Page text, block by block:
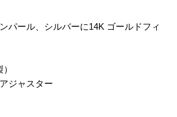
パール、シルバーに14K ゴールドフィ
ジャスター